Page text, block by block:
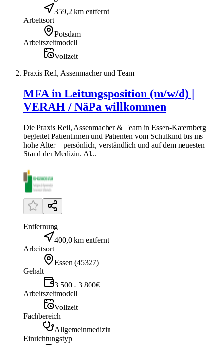
359,2 km entfernt
Arbeitsort
Potsdam
Arbeitszeitmodell
Vollzeit
Praxis Reil, Assenmacher und Team
MFA in Leitungsposition (m/w/d) |
VERAH / NäPa willkommen
Die Praxis Reil, Assenmacher & Team in Essen-Katernberg
begleitet Patientinnen und Patienten vom Schulkind bis ins
hohe Alter – persönlich, verständlich und auf dem neuesten
Stand der Medizin. Al...
Entfernung
400,0 km entfernt
Arbeitsort
Essen (45327)
Gehalt
3.500 - 3.800€
Arbeitszeitmodell
Vollzeit
Fachbereich
Allgemeinmedizin
Einrichtungstyp